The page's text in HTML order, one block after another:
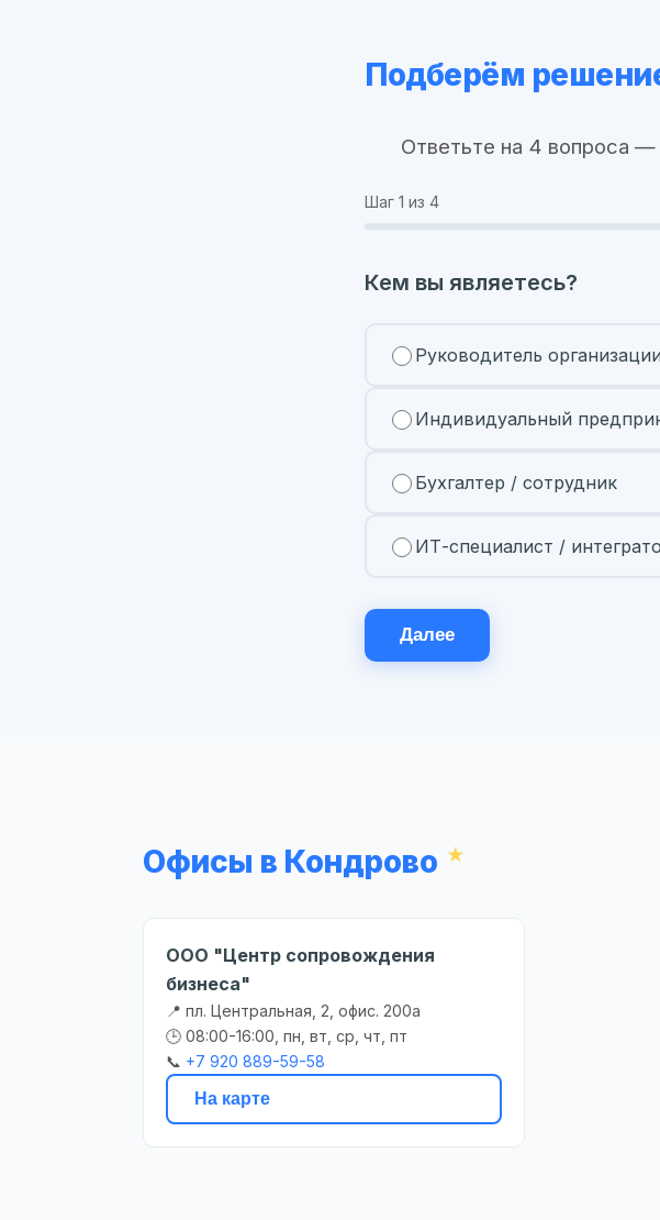
Подберём
Ответьте на 4 вопроса
Шаг 1 из 4
Кем вы являетесь?
Руководитель
Индивидуальный
Бухгалтер / сотрудник
ИТ-специалист /
Далее
Офисы в Кондрово
ООО "Центр сопровождения
бизнеса"
📍 пл. Центральная, 2, офис. 200а
🕒 08:00-16:00, пн, вт, ср, чт, пт
📞 +7 920 889-59-58
На карте